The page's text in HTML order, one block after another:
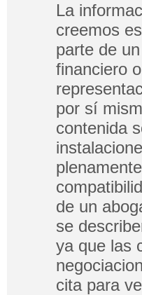
La
creemos
parte de
financiero
por sí
contenida
de un
se
ya que las
cita para